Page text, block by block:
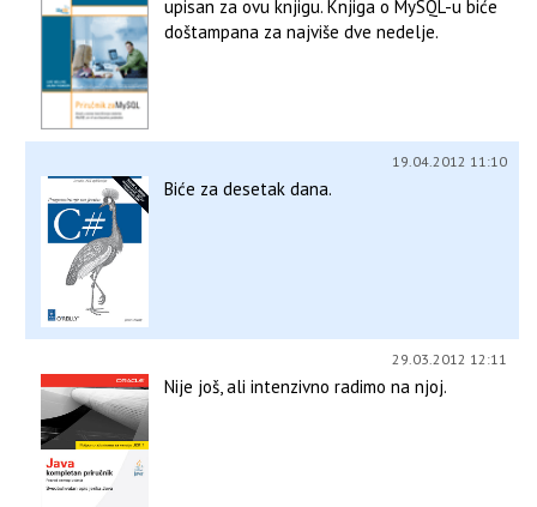
upisan za ovu knjigu. Knjiga o MySQL-u biće
doštampana za najviše dve nedelje.
19.04.2012 11:10
Biće za desetak dana.
29.03.2012 12:11
Nije još, ali intenzivno radimo na njoj.